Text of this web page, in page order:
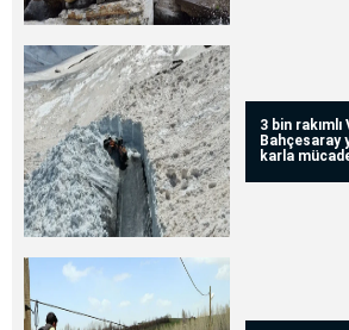
3 bin rakımlı
Bahçesaray
karla